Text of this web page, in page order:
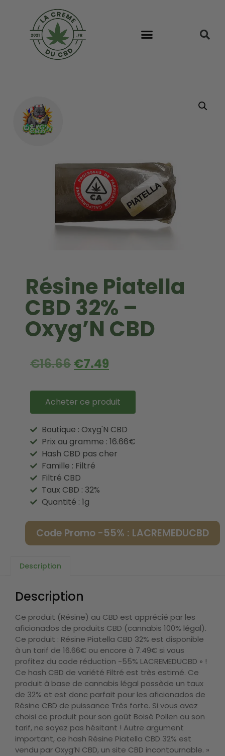
Résine Piatella
CBD 32% –
Oxyg’N CBD
€16.66 €7.49
Acheter ce produit
Boutique : Oxyg'N CBD
Prix au gramme : 16.66€
Hash CBD pas cher
Famille : Filtré
Filtré CBD
Taux CBD : 32%
Quantité : 1g
Code Promo -55% : LACREMEDUCBD
Description
Description
Ce produit (Résine) au CBD est apprécié par les
aficionados de produits CBD (cannabis 100% légal).
Ce produit : Résine Piatella CBD 32% est disponible
à un tarif de 16.66€ ou encore à 7.49€ si vous
profitez du code réduction -55% LACREMEDUCBD » !
Ce hash CBD de variété Filtré est très estimé. Ce
produit à base de cannabis légal possède un taux
de 32% et est donc parfait pour les aficionados de
Résine CBD de puissance Très forte. Si vous avez
choisi ce produit pour son goût Boisé Pollen ou son
tarif, ne soyez pas hésitant ! Autre argument
important, ce hash Résine Piatella CBD 32% est
vendu par Oxyg’N CBD, un site CBD incontournable. »